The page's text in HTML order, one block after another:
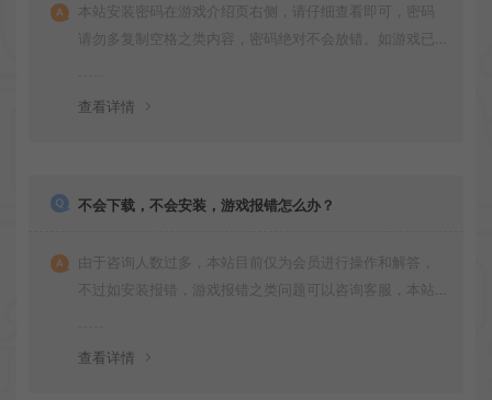
本站安装密码在游戏介绍页右侧，请仔细查看即可，密码
请勿多复制空格之类内容，密码绝对不会放错。如游戏已
查看详情
不会下载，不会安装，游戏报错怎么办？
由于咨询人数过多，本站目前仅为会员进行操作和解答，
不过如安装报错，游戏报错之类问题可以咨询客服，本站
查看详情